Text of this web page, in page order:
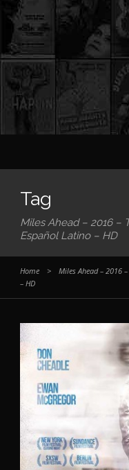
Tag
Miles Ahead – 2016 –
Español Latino – HD
Home >
Miles Ahead – 2016
– HD